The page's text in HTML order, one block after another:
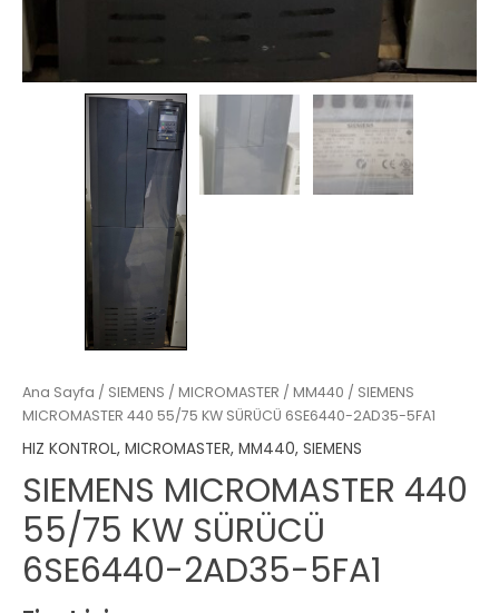
Ana Sayfa / SIEMENS / MICROMASTER / MM440 / SIEMENS
MICROMASTER 440 55/75 KW SÜRÜCÜ 6SE6440-2AD35-5FA1
HIZ KONTROL, MICROMASTER, MM440, SIEMENS
SIEMENS MICROMASTER 440
55/75 KW SÜRÜCÜ
6SE6440-2AD35-5FA1